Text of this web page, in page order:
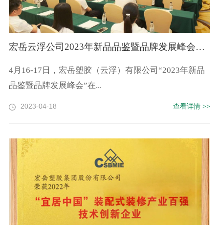
宏岳云浮公司2023年新品品鉴暨品牌发展峰会盛大召开
4月16-17日，宏岳塑胶（云浮）有限公司“2023年新品
品鉴暨品牌发展峰会”在...
2023-04-18 查看详情 >>